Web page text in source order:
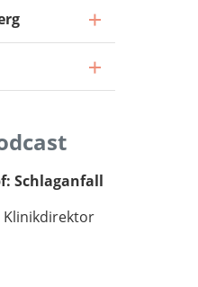
und
Schlaganfall
Klinikdirektor